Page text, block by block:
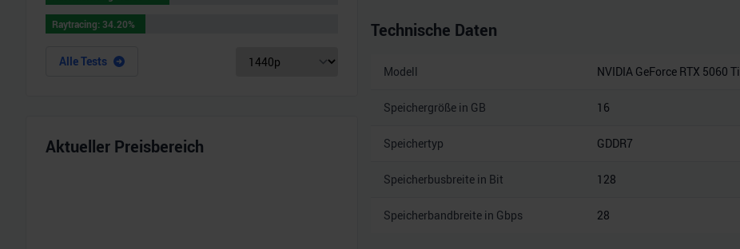
Raytracing: 34.20%
Raytracing: 34.20%
Alle Tests
Aktueller Preisbereich
Technische Daten
Modell NVIDIA GeForce RTX 5060 Ti
Speichergröße in GB 16
Speichertyp GDDR7
Speicherbusbreite in Bit 128
Speicherbandbreite in Gbps 28